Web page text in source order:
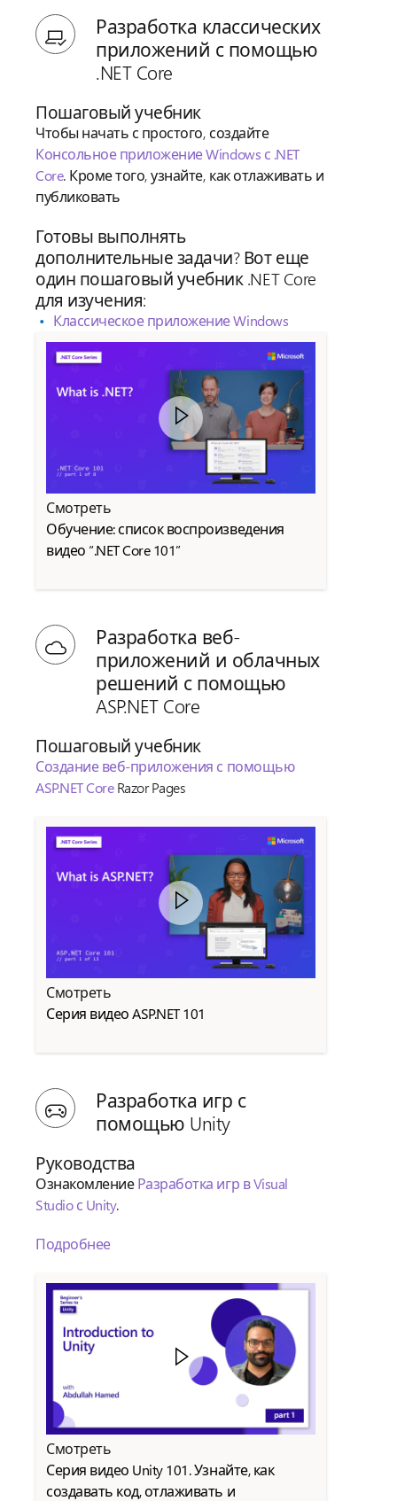
Разработка классических
приложений с помощью
.NET Core
Смотреть
Обучение: список воспроизведения
видео “.NET Core 101”
Пошаговый учебник
Чтобы начать с простого, создайте
Консольное приложение Windows с .NET
Core. Кроме того, узнайте, как отлаживать и
публиковать
Готовы выполнять
дополнительные задачи? Вот еще
один пошаговый учебник .NET Core
для изучения:
Классическое приложение Windows
Разработка веб-
приложений и облачных
решений с помощью
ASP.NET Core
Смотреть
Серия видео ASP.NET 101
Пошаговый учебник
Создание веб-приложения с помощью
ASP.NET CoreRazor Pages
Разработка игр с
помощью Unity
Смотреть
Серия видео Unity 101. Узнайте, как
создавать код, отлаживать и
Руководства
ОзнакомлениеРазработка игр в Visual
Studio с Unity.
Подробнее